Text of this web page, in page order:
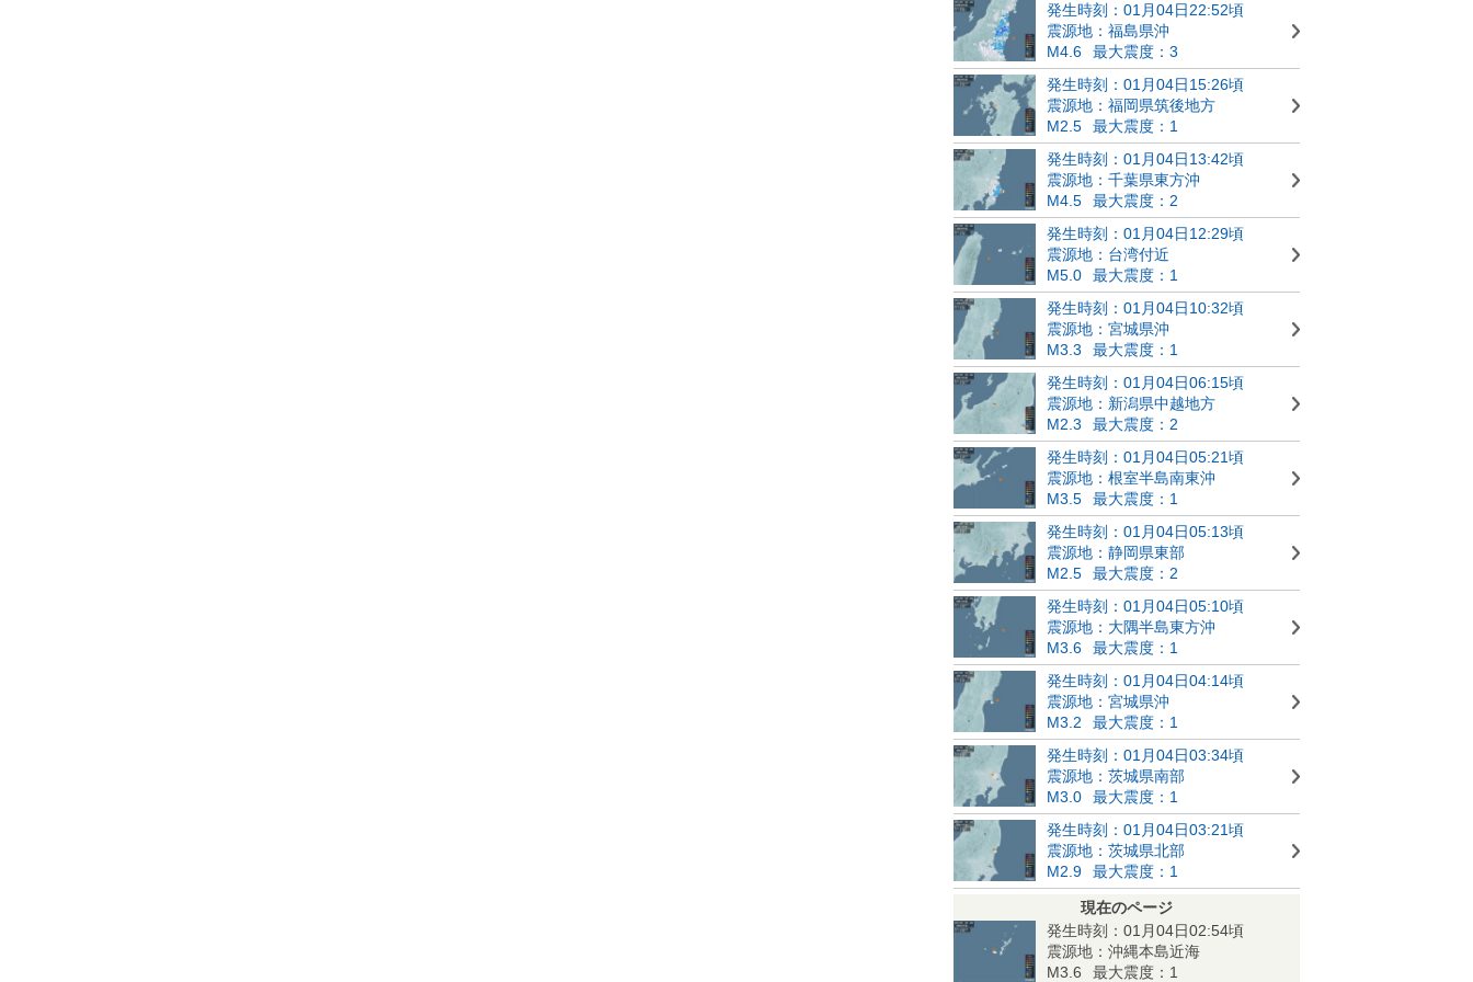
発生時刻：01月04日22:52頃
震源地：福島県沖
M4.6
最大震度：3
発生時刻：01月04日15:26頃
震源地：福岡県筑後地方
M2.5
最大震度：1
発生時刻：01月04日13:42頃
震源地：千葉県東方沖
M4.5
最大震度：2
発生時刻：01月04日12:29頃
震源地：台湾付近
M5.0
最大震度：1
発生時刻：01月04日10:32頃
震源地：宮城県沖
M3.3
最大震度：1
発生時刻：01月04日06:15頃
震源地：新潟県中越地方
M2.3
最大震度：2
発生時刻：01月04日05:21頃
震源地：根室半島南東沖
M3.5
最大震度：1
発生時刻：01月04日05:13頃
震源地：静岡県東部
M2.5
最大震度：2
発生時刻：01月04日05:10頃
震源地：大隅半島東方沖
M3.6
最大震度：1
発生時刻：01月04日04:14頃
震源地：宮城県沖
M3.2
最大震度：1
発生時刻：01月04日03:34頃
震源地：茨城県南部
M3.0
最大震度：1
発生時刻：01月04日03:21頃
震源地：茨城県北部
M2.9
最大震度：1
現在のページ
発生時刻：01月04日02:54頃
震源地：沖縄本島近海
M3.6
最大震度：1